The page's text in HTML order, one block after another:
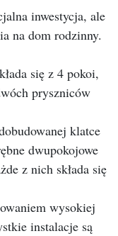
inwestycja, ale
na dom rodzinny.
się z 4 pokoi,
pryszniców
klatce
dwupokojowe
z nich składa się
wysokiej
instalacje są